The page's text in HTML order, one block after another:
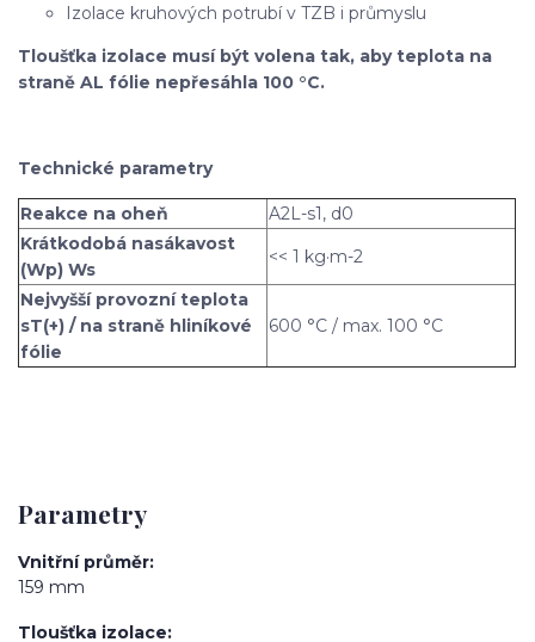
Izolace kruhových potrubí v TZB i průmyslu
Tloušťka izolace musí být volena tak, aby teplota na
straně AL fólie nepřesáhla 100 °C.
Technické parametry
Reakce na oheň
A2L-s1, d0
Krátkodobá nasákavost
(Wp) Ws
<< 1 kg·m-2
Nejvyšší provozní teplota
sT(+) / na straně hliníkové
fólie
600 °C / max. 100 °C
Parametry
Vnitřní průměr
159 mm
Tloušťka izolace